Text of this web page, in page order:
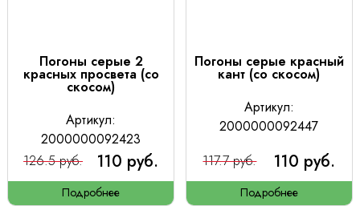
Погоны серые 2
красных просвета (со
скосом)
Артикул:
2000000092423
126.5 руб.
110 руб.
Подробнее
Погоны серые красный
кант (со скосом)
Артикул:
2000000092447
117.7 руб.
110 руб.
Подробнее